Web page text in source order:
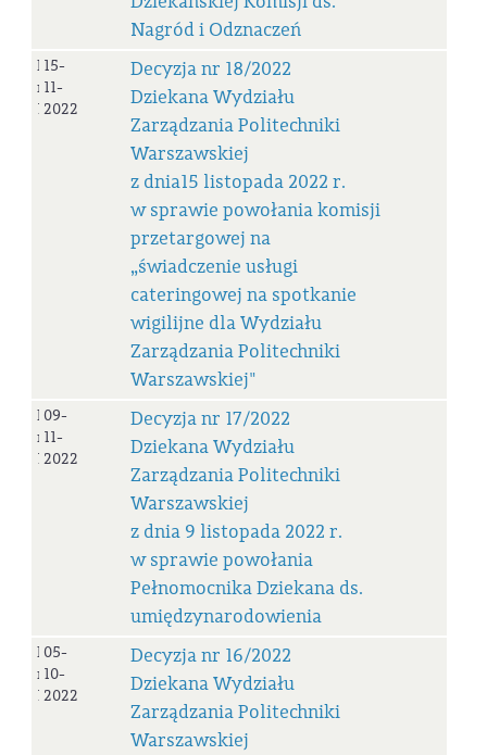
Nagród i Odznaczeń
Decyzja
nr
18/2022
15-
11-
2022
Decyzja nr 18/2022
Dziekana Wydziału
Zarządzania Politechniki
Warszawskiej
z dnia15 listopada 2022 r.
w sprawie powołania komisji
przetargowej na
„świadczenie usługi
cateringowej na spotkanie
wigilijne dla Wydziału
Zarządzania Politechniki
Warszawskiej"
Decyzja
nr
17_2022
09-
11-
2022
Decyzja nr 17/2022
Dziekana Wydziału
Zarządzania Politechniki
Warszawskiej
z dnia 9 listopada 2022 r.
w sprawie powołania
Pełnomocnika Dziekana ds.
umiędzynarodowienia
Decyzja
nr
16/2022
05-
10-
2022
Decyzja nr 16/2022
Dziekana Wydziału
Zarządzania Politechniki
Warszawskiej